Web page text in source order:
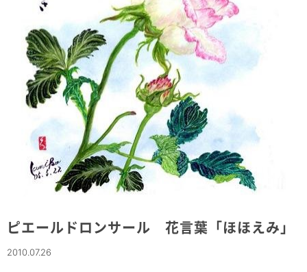
ピエールドロンサール 花言葉「ほほえみ」
2010.07.26